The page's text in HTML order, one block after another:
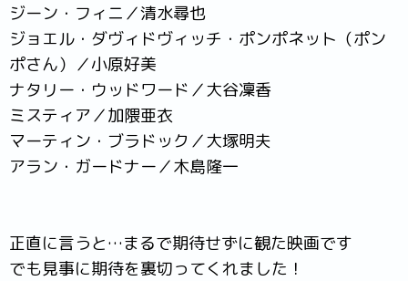
ジーン・フィニ／清水尋也
ジョエル・ダヴィドヴィッチ・ポンポネット（ポン
ポさん）／小原好美
ナタリー・ウッドワード／大谷凜香
ミスティア／加隈亜衣
マーティン・ブラドック／大塚明夫
アラン・ガードナー／木島隆一
正直に言うと…まるで期待せずに観た映画です
でも見事に期待を裏切ってくれました！